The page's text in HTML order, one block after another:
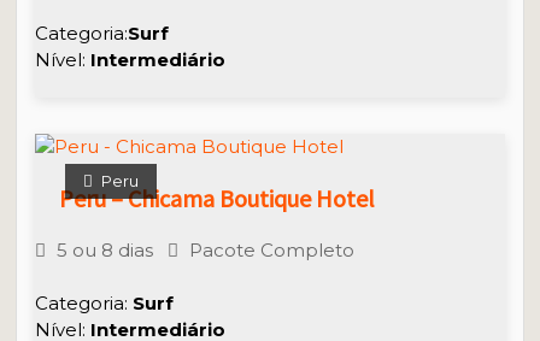
Categoria:Surf
Nível: Intermediário
Peru
Peru – Chicama Boutique Hotel
5 ou 8 dias Pacote Completo
Categoria: Surf
Nível: Intermediário